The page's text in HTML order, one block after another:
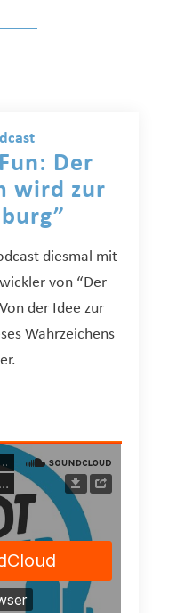
Der
wird zur
diesmal mit
von “Der
der Idee zur
Wahrzeichens